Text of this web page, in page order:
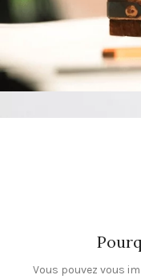
Vous pouvez vous